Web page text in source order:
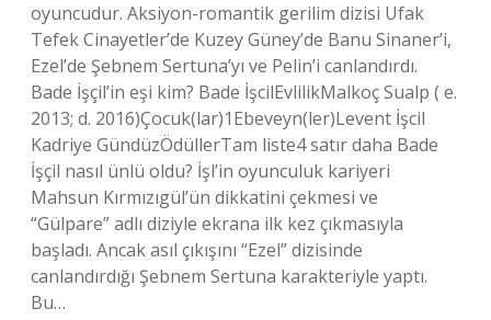
oyuncudur. Aksiyon-romantik gerilim dizisi Ufak
Tefek Cinayetler’de Kuzey Güney’de Banu Sinaner’i,
Ezel’de Şebnem Sertuna’yı ve Pelin’i canlandırdı.
Bade İşçil’in eşi kim? Bade İşcilEvlilikMalkoç Sualp ( e.
2013; d. 2016)Çocuk(lar)1Ebeveyn(ler)Levent İşcil
Kadriye GündüzÖdüllerTam liste4 satır daha Bade
İşçil nasıl ünlü oldu? İşl’in oyunculuk kariyeri
Mahsun Kırmızıgül’ün dikkatini çekmesi ve
“Gülpare” adlı diziyle ekrana ilk kez çıkmasıyla
başladı. Ancak asıl çıkışını “Ezel” dizisinde
canlandırdığı Şebnem Sertuna karakteriyle yaptı.
Bu…